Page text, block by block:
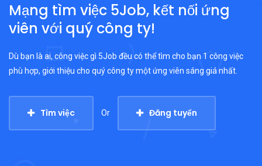
Mạng tìm việc 5Job, kết nối ứng
viên với quý công ty!
Dù bạn là ai, công việc gì 5Job đều có thể tìm cho bạn 1 công việc
phù hợp, giới thiệu cho quý công ty một ứng viên sáng giá nhất.
Tìm việc Or Đăng tuyển